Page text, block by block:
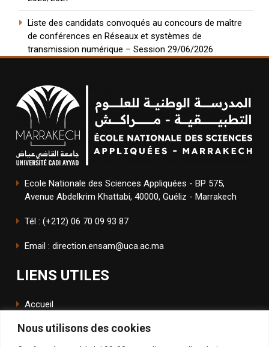
Nous utilisons des cookies
Liste des candidats convoqués au concours de maître
de conférences en Réseaux et systèmes de
transmission numérique – Session 29/06/2026
Ecole Nationale des Sciences Appliquées - BP 575,
Avenue Abdelkrim Khattabi, 40000, Guéliz - Marrakech
Tél : (+212) 06 70 09 93 87
Email : direction.ensam@uca.ac.ma
LIENS UTILES
Accueil
L'école